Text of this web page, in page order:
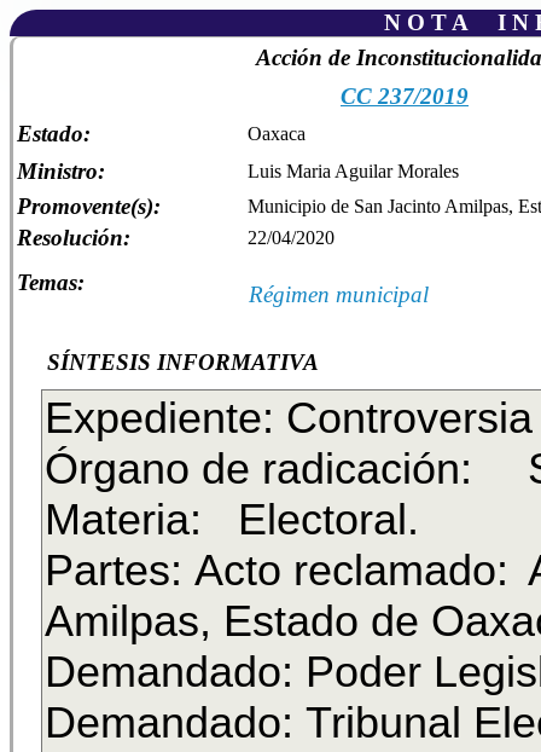
N O T A I N
Acción de
CC 237/2019
Estado:
Oaxaca
Ministro: Luis Maria Aguilar Morales
Promovente(s): Municipio de San Jacinto Amilpas,
Resolución: 22/04/2020
Temas: Régimen municipal
SÍNTESIS INFORMATIVA